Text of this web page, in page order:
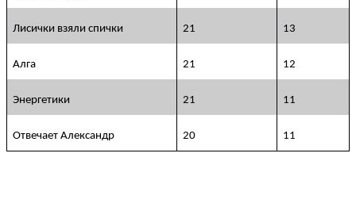
Лисички взяли спички 21 13
Алга 21 12
Энергетики 21 11
Отвечает Александр 20 11